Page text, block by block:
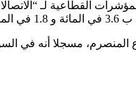
1.8 مليار درهم مقابل 1.4 مليار درهم خلال الأسبوع